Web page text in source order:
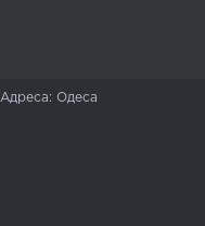
Адреса: Одеса